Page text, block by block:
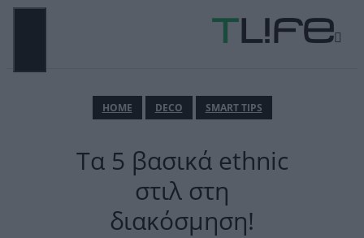
Μετάβαση
ΗΟΜΕ DECO SMART TIPS
Τα 5 βασικά ethnic
στιλ στη
διακόσμηση!